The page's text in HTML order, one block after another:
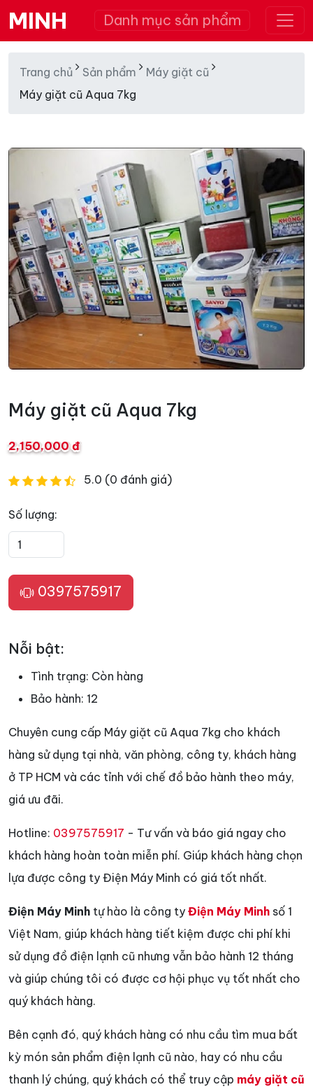
MINH Danh mục sản phẩm
Trang chủ Sản phẩm
Máy giặt cũ
Máy giặt cũ Aqua 7kg
Máy giặt cũ Aqua 7kg
2,150,000 đ
5.0 (0 đánh giá)
Số lượng:
0397575917
Nỗi bật:
Tình trạng: Còn hàng
Bảo hành: 12
Chuyên cung cấp Máy giặt cũ Aqua 7kg cho khách
hàng sử dụng tại nhà, văn phòng, công ty, khách hàng
ở TP HCM và các tỉnh với chế đồ bảo hành theo máy,
giá ưu đãi.
Hotline: 0397575917 - Tư vấn và báo giá ngay cho
khách hàng hoàn toàn miễn phí. Giúp khách hàng chọn
lựa được công ty Điện Máy Minh có giá tốt nhất.
Điện Máy Minh tự hào là công ty Điện Máy Minh số 1
Việt Nam, giúp khách hàng tiết kiệm được chi phí khi
sử dụng đồ điện lạnh cũ nhưng vẫn bảo hành 12 tháng
và giúp chúng tôi có được cơ hội phục vụ tốt nhất cho
quý khách hàng.
Bên cạnh đó, quý khách hàng có nhu cầu tìm mua bất
kỳ món sản phẩm điện lạnh cũ nào, hay có nhu cầu
thanh lý chúng, quý khách có thể truy cập máy giặt cũ